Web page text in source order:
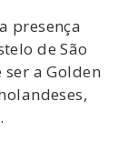
presença
de São
ser a Golden